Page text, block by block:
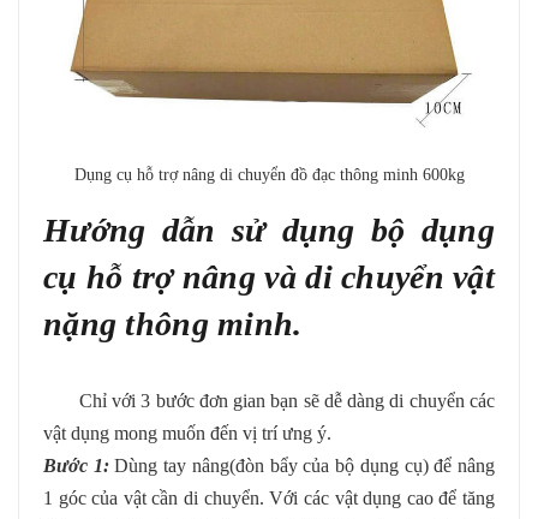
Dụng cụ hỗ trợ nâng di chuyển đồ đạc thông minh 600kg
Hướng dẫn sử dụng bộ dụng
cụ hỗ trợ nâng và di chuyển vật
nặng thông minh.
Chỉ với 3 bước đơn gian bạn sẽ dễ dàng di chuyển các
vật dụng mong muốn đến vị trí ưng ý.
Bước 1:Dùng tay nâng(đòn bẩy của bộ dụng cụ) để nâng
1 góc của vật cần di chuyển. Với các vật dụng cao để tăng